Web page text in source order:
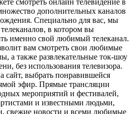
дополнительных каналов
Специально для вас, мы
в котором вы
именно свой любимый телеканал.
вам смотреть свои любимые
а также развлекательные ток-шоу
без использования телевизора.
сайт, выбрать понравившейся
эфир. Прямые трансляции
мероприятий и фестивалей,
и известными людьми,
свежие новости и всеми любимые